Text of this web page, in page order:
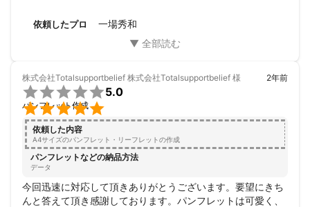
と思っております。
今後機会があればまたお願いしたいと思っております。
依頼したプロ 一場秀和
株式会社Totalsupportbelief 株式会社Totalsupportbelief 様


5.0
パンフレット作成
2年前
依頼した内容
A4サイズのパンフレット・リーフレットの作成
パンフレットなどの納品方法
データ
今回迅速に対応して頂きありがとうございます。要望にきち
んと答えて頂き感謝しております。パンフレットは可愛く、